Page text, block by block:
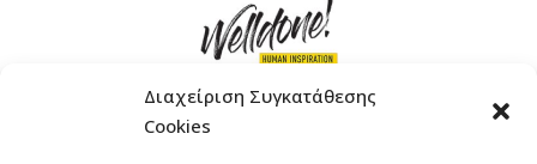
Διαχείριση Συγκατάθεσης
Cookies